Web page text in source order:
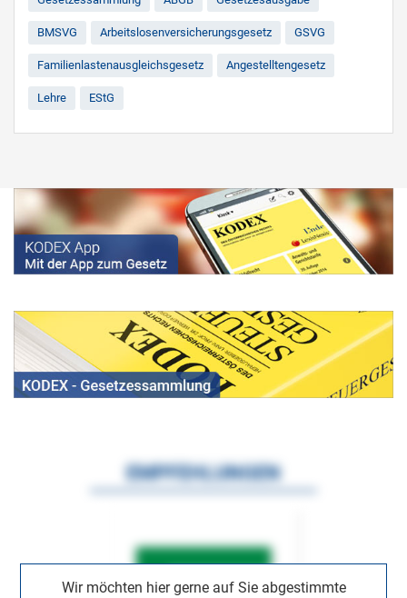
BMSVG Arbeitslosenversicherungsgesetz GSVG
Familienlastenausgleichsgesetz Angestelltengesetz
Lehre EStG
Wir möchten hier gerne auf Sie abgestimmte
EMPFEHLUNGEN